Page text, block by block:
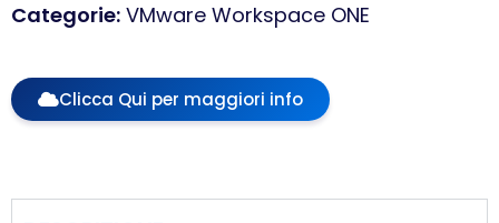
Categorie: VMware Workspace ONE
Clicca Qui per maggiori info